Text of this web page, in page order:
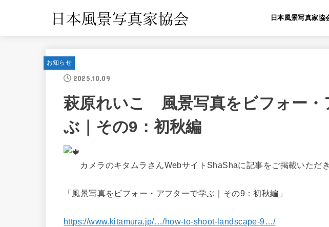
日本風景写真家協
お知らせ
2025.10.09
萩原れいこ 風景写真をビフォー・
ぶ｜その9：初秋編
カメラのキタムラさんWebサイトShaShaに記事をご掲載いただき
「風景写真をビフォー・アフターで学ぶ｜その9：初秋編」
https://www.kitamura.jp/…/how-to-shoot-landscape-9…/